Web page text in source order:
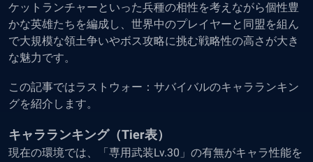
ケットランチャーといった兵種の相性を考えながら個性豊
かな英雄たちを編成し、世界中のプレイヤーと同盟を組ん
で大規模な領土争いやボス攻略に挑む戦略性の高さが大き
な魅力です。
この記事ではラストウォー：サバイバルのキャラランキン
グを紹介します。
キャラランキング（Tier表）
現在の環境では、「専用武装Lv.30」の有無がキャラ性能を